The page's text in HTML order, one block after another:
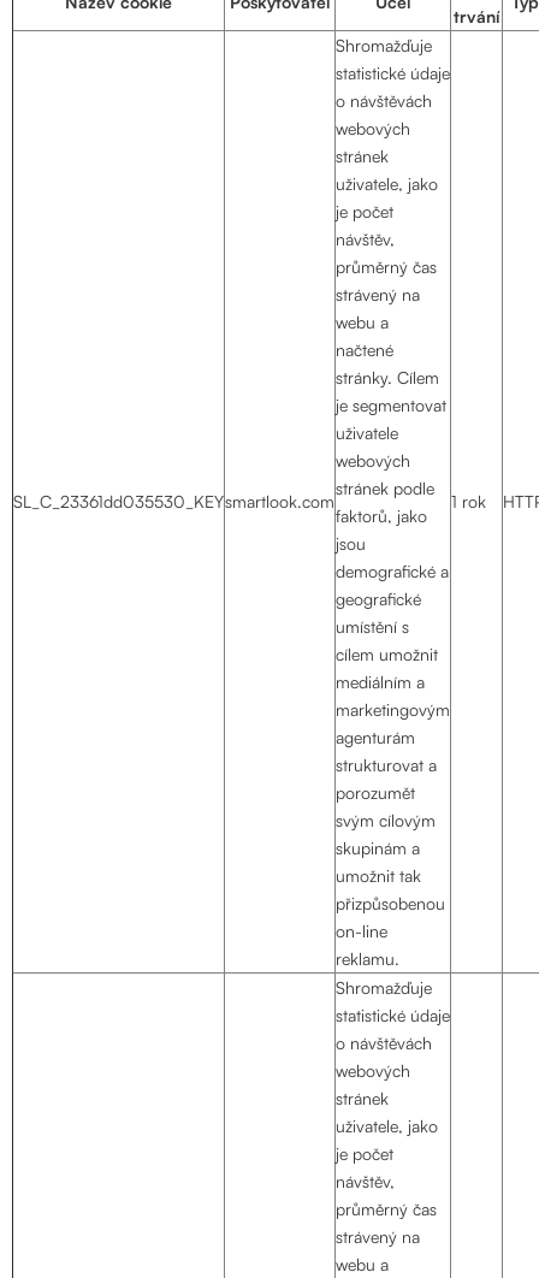
trvání
SL_C_23361dd035530_KEYsmartlook.com
Shromažďuje
statistické údaje
o návštěvách
webových
stránek
uživatele, jako
je počet
návštěv,
průměrný čas
strávený na
webu a
načtené
stránky. Cílem
je segmentovat
uživatele
webových
stránek podle
faktorů, jako
jsou
demografické a
geografické
umístění s
cílem umožnit
mediálním a
marketingovým
agenturám
strukturovat a
porozumět
svým cílovým
skupinám a
umožnit tak
přizpůsobenou
on-line
reklamu.
1 rok
Shromažďuje
statistické údaje
o návštěvách
webových
stránek
uživatele, jako
je počet
návštěv,
průměrný čas
strávený na
webu a